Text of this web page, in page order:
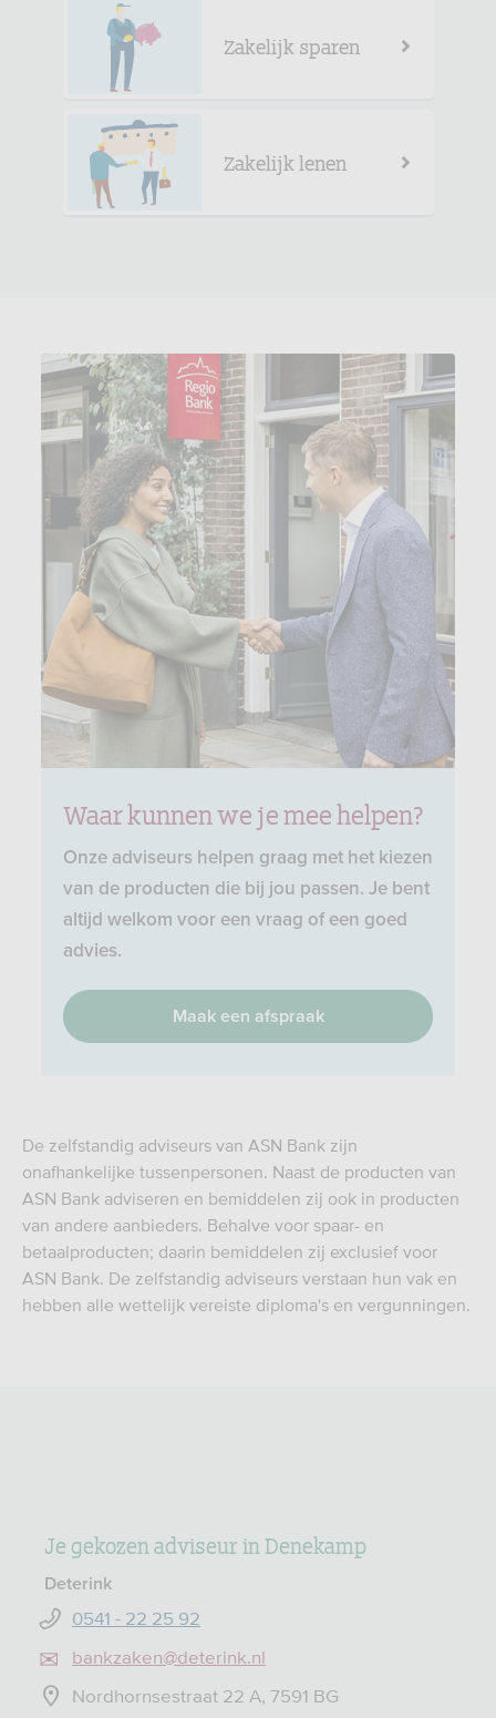
Zakelijk sparen
Zakelijk lenen
Waar kunnen we je mee helpen?
Onze adviseurs helpen graag met het kiezen
van de producten die bij jou passen. Je bent
altijd welkom voor een vraag of een goed
advies.
Maak een afspraak
De zelfstandig adviseurs van ASN Bank zijn
onafhankelijke tussenpersonen. Naast de producten van
ASN Bank adviseren en bemiddelen zij ook in producten
van andere aanbieders. Behalve voor spaar- en
betaalproducten; daarin bemiddelen zij exclusief voor
ASN Bank. De zelfstandig adviseurs verstaan hun vak en
hebben alle wettelijk vereiste diploma's en vergunningen.
Je gekozen adviseur in Denekamp
Deterink
0541 - 22 25 92
bankzaken@deterink.nl
Nordhornsestraat 22 A, 7591 BG